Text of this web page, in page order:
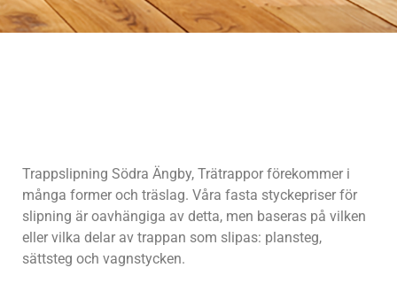
Trappslipning Södra Ängby, Trätrappor förekommer i
många former och träslag. Våra fasta styckepriser för
slipning är oavhängiga av detta, men baseras på vilken
eller vilka delar av trappan som slipas: plansteg,
sättsteg och vagnstycken.